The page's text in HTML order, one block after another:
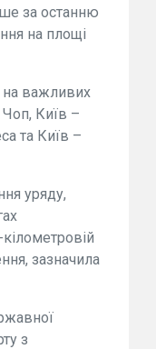
за останню
на площі
на важливих
Київ –
та Київ –
уряду,
зазначила
з